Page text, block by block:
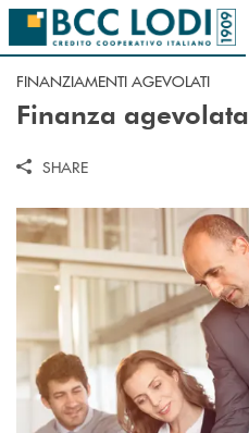
Salta al contenuto principale
FINANZIAMENTI AGEVOLATI
Finanza agevolata
SHARE